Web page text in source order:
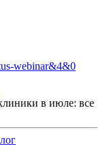
webinar&4&0
в июле: все